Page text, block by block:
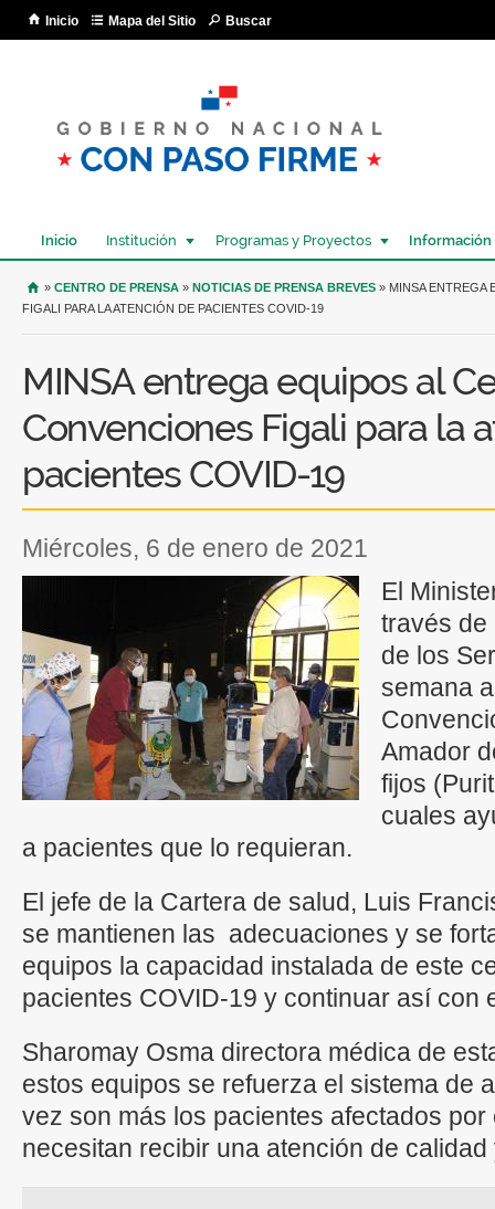
Inicio Mapa del Sitio Buscar
Inicio Institución Programas y Proyectos Información
USTED SE ENCUENTRA AQUÍ
» CENTRO DE PRENSA » NOTICIAS DE PRENSA BREVES » MINSA ENTREGA
FIGALI PARA LA ATENCIÓN DE PACIENTES COVID-19
MINSA entrega equipos al
Convenciones Figali para la
pacientes COVID-19
miércoles, 6 de enero de 2021
El
través de
de los
semana
Amador
fijos
cuales
a pacientes que lo requieran.
El jefe de la Cartera de salud, Luis
se mantienen las adecuaciones y se
equipos la capacidad instalada de este
pacientes COVID-19 y continuar así con
Sharomay Osma directora médica de
estos equipos se refuerza el sistema de
vez son más los pacientes afectados
necesitan recibir una atención de